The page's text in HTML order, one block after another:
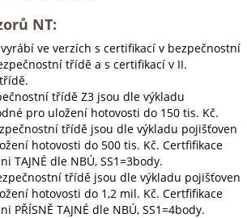
NT:
ve verzích s certifikací v bezpečnostní
třídě a s certifikací v II.
třídě Z3 jsou dle výkladu
pro uložení hotovosti do 150 tis. Kč.
třídě jsou dle výkladu pojišťoven
hotovosti do 500 tis. Kč. Certfifikace
TAJNÉ dle NBÚ, SS1=3body.
třídě jsou dle výkladu pojišťoven
hotovosti do 1,2 mil. Kč. Certfifikace
PŘÍSNĚ TAJNÉ dle NBÚ, SS1=4body.